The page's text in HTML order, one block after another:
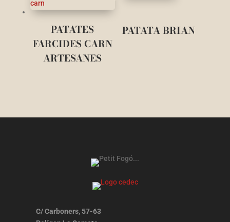
PATATES
FARCIDES CARN
ARTESANES
PATATA BRIAN
C/ Carboners, 57-63